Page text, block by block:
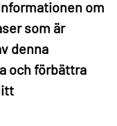
om
som är
denna
och förbättra